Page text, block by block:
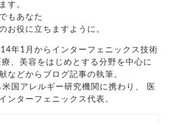
す。
もあなた
お役に立ちますように。
年1月からインターフェニックス技術
、美容をはじめとする分野を中心に
などからブログ記事の執筆。
国アレルギー研究機関に携わり、 医
ンターフェニックス代表。